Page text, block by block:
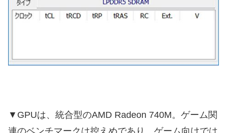
▼GPUは、統合型のAMD Radeon 740M。ゲーム関